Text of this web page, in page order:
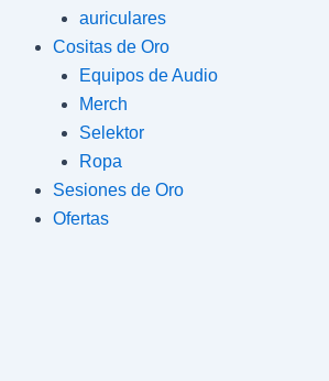
auriculares
Cositas de Oro
Equipos de Audio
Merch
Selektor
Ropa
Sesiones de Oro
Ofertas